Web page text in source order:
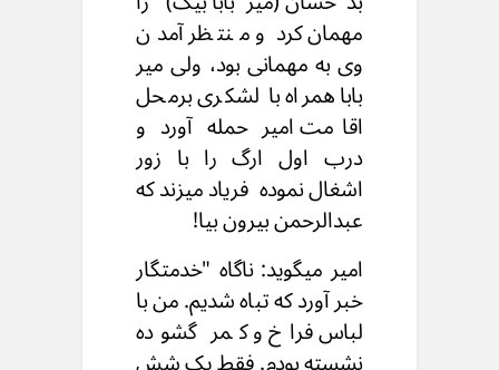
مهمان کرد و منتظر آمدن
وی به مهمانی بود، ولی میر
بابا همراه با لشکری برمحل
اقامت امیر حمله آورد و
درب اول ارگ را با زور
اشغال نموده فریاد میزند که
عبدالرحمن بیرون بیا!
امیر میگوید: ناگاه "خدمتگار
خبر آورد که تباه شدیم. من با
لباس فراخ و کمر گشوده